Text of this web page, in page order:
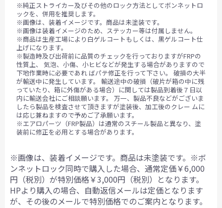
※純正ストライカー及びその他のロック方法としてボンネットロ
ックを、併用を推奨します。
※画像は、装着イメージです。商品は未塗装です。
※画像は装着イメージのため、ステッカー等は付属しません。
※商品は生産工場により白ゲルコートもしくは、黒ゲルコート仕
上げになります。
※製造時及び出荷前に品質のチェックを行っておりますがFRPの
性質上、 気泡、小傷、小ヒビなどが発生する場合がありますので
下地作業時に必要であれ ばパテ修正を行って下さい。 破損の大半
が輸送中に発生しています。 輸送途中の破損（破片が箱の中に残
っていたり、箱に外傷がある場合）に関しては製品到着後７日以
内に輸送会社にご相談願います。 万一、製品不良などがございま
したら製品を検査させて頂きますが塗装後、加工後のクレー ムに
は応じ兼ねますので予めご了承願います。
※エアロパーツ（FRP製品）は通常のスチール製品と異なり、塗
装前に修正を必用とする場合があります。
※画像は、装着イメージです。商品は未塗装です。※ボ
ンネットロック同時で購入した場合、通常定価￥6,000
円（税別）が特別価格￥3,000円（税別）となります。
HPより購入の場合、自動返信メールは定価となります
が、その後のメールで特別価格でのご案内となります。